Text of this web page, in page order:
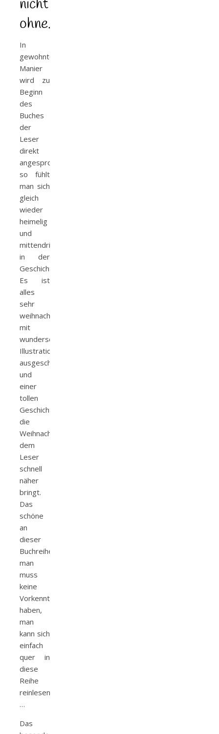
nicht
ohne..
In
gewohnter
Manier
wird zu
Beginn
des
Buches
der
Leser
direkt
angesprochen,
so fühlt
man sich
gleich
wieder
heimelig
und
mittendrin
in der
Geschichte.
Es ist
alles
sehr
weihnachtlich,
mit
wunderschönen
Illustrationen
ausgeschmückt
und
einer
tollen
Geschichte,
die
Weihnachten
dem
Leser
schnell
näher
bringt.
Das
schöne
an
dieser
Buchreihe,
man
muss
keine
Vorkenntnisse
haben,
man
kann sich
einfach
quer in
diese
Reihe
reinlesen
…
Das